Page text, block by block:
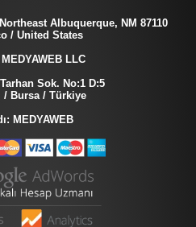
Albuquerque, NM 87110
/ United States
LLC
Sok. No:1 D:5
/ Bursa / Türkiye
MEDYAWEB